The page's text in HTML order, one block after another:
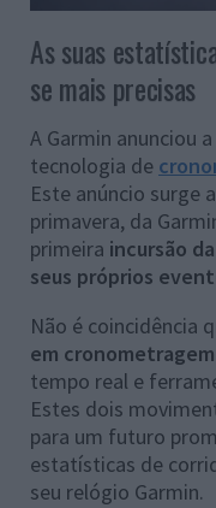
As suas
se mais precisas
A Garmin anunciou
tecnologia de
Este anúncio surge
primavera, da
primeira incursão
seus próprios
Não é coincidência
em
tempo real e
Estes dois
para um futuro
estatísticas de
seu relógio Garmin.